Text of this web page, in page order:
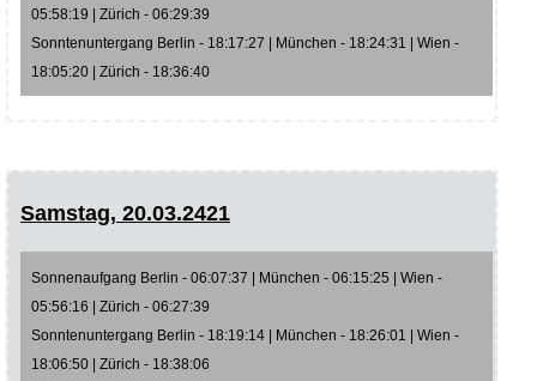
05:58:19 | Zürich - 06:29:39
Sonntenuntergang Berlin - 18:17:27 | München - 18:24:31 | Wien -
18:05:20 | Zürich - 18:36:40
Samstag, 20.03.2421
Sonnenaufgang Berlin - 06:07:37 | München - 06:15:25 | Wien -
05:56:16 | Zürich - 06:27:39
Sonntenuntergang Berlin - 18:19:14 | München - 18:26:01 | Wien -
18:06:50 | Zürich - 18:38:06